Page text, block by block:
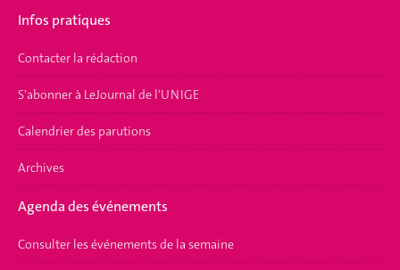
Infos pratiques
Contacter la rédaction
S'abonner à LeJournal de l'UNIGE
Calendrier des parutions
Archives
Agenda des événements
Consulter les événements de la semaine